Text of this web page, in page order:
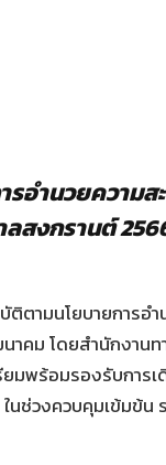
อำนวยความ
สงกรานต์
ติตามนโยบายการอ
าคม โดยสำนักงาน
มพร้อมรองรับการ
ช่วงควบคุมเข้มข้น ร